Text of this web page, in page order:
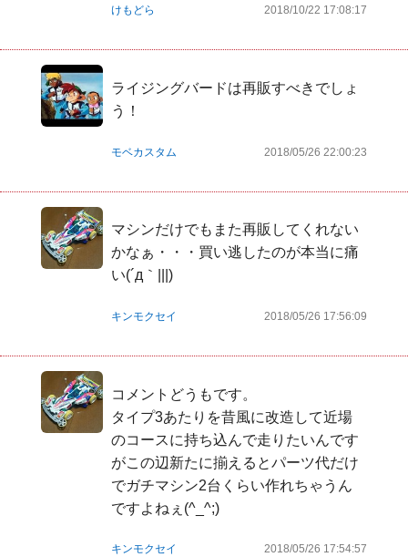
けもどら 2018/10/22 17:08:17
ライジングバードは再販すべきでしょ
う！
モベカスタム 2018/05/26 22:00:23
マシンだけでもまた再販してくれない
かなぁ・・・買い逃したのが本当に痛
い(´д｀|||)
キンモクセイ 2018/05/26 17:56:09
コメントどうもです。
タイプ3あたりを昔風に改造して近場
のコースに持ち込んで走りたいんです
がこの辺新たに揃えるとパーツ代だけ
でガチマシン2台くらい作れちゃうん
ですよねぇ(^_^;)
キンモクセイ 2018/05/26 17:54:57